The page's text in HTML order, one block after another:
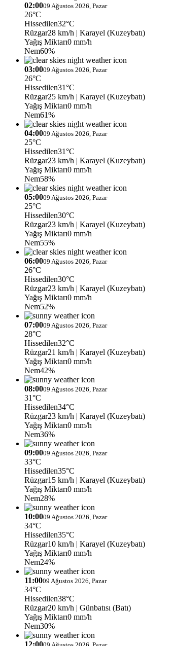
02:0009 Ağustos 2026, Pazar
26°C
Hissedilen32°C
Rüzgar28 km/h | Karayel (Kuzeybatı)
Yağış Miktarı0 mm/h
Nem60%
03:0009 Ağustos 2026, Pazar
26°C
Hissedilen31°C
Rüzgar25 km/h | Karayel (Kuzeybatı)
Yağış Miktarı0 mm/h
Nem61%
04:0009 Ağustos 2026, Pazar
25°C
Hissedilen31°C
Rüzgar23 km/h | Karayel (Kuzeybatı)
Yağış Miktarı0 mm/h
Nem58%
05:0009 Ağustos 2026, Pazar
25°C
Hissedilen30°C
Rüzgar23 km/h | Karayel (Kuzeybatı)
Yağış Miktarı0 mm/h
Nem55%
06:0009 Ağustos 2026, Pazar
26°C
Hissedilen30°C
Rüzgar23 km/h | Karayel (Kuzeybatı)
Yağış Miktarı0 mm/h
Nem52%
07:0009 Ağustos 2026, Pazar
28°C
Hissedilen32°C
Rüzgar21 km/h | Karayel (Kuzeybatı)
Yağış Miktarı0 mm/h
Nem42%
08:0009 Ağustos 2026, Pazar
31°C
Hissedilen34°C
Rüzgar23 km/h | Karayel (Kuzeybatı)
Yağış Miktarı0 mm/h
Nem36%
09:0009 Ağustos 2026, Pazar
33°C
Hissedilen35°C
Rüzgar15 km/h | Karayel (Kuzeybatı)
Yağış Miktarı0 mm/h
Nem28%
10:0009 Ağustos 2026, Pazar
34°C
Hissedilen35°C
Rüzgar10 km/h | Karayel (Kuzeybatı)
Yağış Miktarı0 mm/h
Nem24%
11:0009 Ağustos 2026, Pazar
34°C
Hissedilen38°C
Rüzgar20 km/h | Günbatısı (Batı)
Yağış Miktarı0 mm/h
Nem30%
12:00